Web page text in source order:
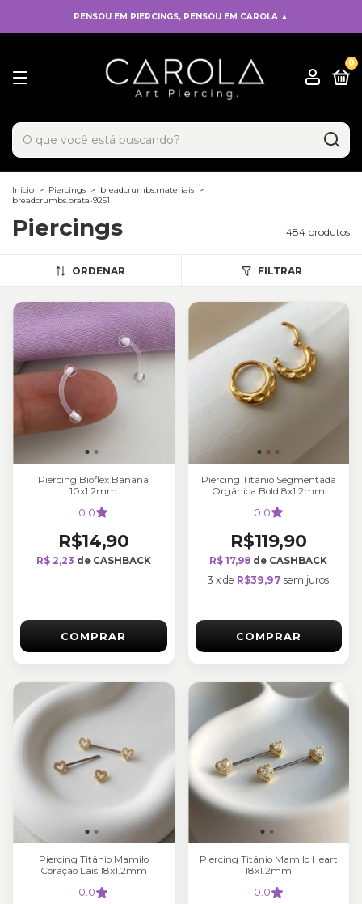
PENSOU EM PIERCINGS, PENSOU EM CAROLA ▲
0
x
Adicionado ao carrinho!
Início > Piercings > breadcrumbs.materiais >
breadcrumbs.prata-9251
Piercings 484 produtos
ORDENAR FILTRAR
Piercing Bioflex Banana
10x1.2mm
0.0
R$14,90
R$ 2,23 de CASHBACK
COMPRAR
Piercing Titânio Segmentada
Orgânica Bold 8x1.2mm
0.0
R$119,90
R$ 17,98 de CASHBACK
3 xde R$39,97 sem juros
COMPRAR
Piercing Titânio Mamilo
Coração Laís 18x1.2mm
0.0
Piercing Titânio Mamilo Heart
18x1.2mm
0.0